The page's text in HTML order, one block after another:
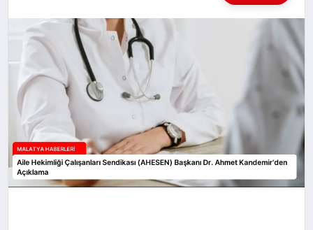
SAĞLIK
SIYASET
SPOR
TEKNOLOJI